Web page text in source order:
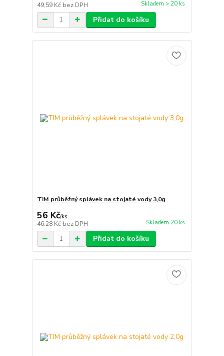
49,59 Kč bez DPH Skladem > 20 ks
Přidat do košíku
TIM průběžný splávek na stojaté vody 3,0g
56 Kč/ks
46,28 Kč bez DPH Skladem 20 ks
Přidat do košíku